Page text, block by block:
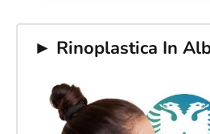
► Rinoplastica In